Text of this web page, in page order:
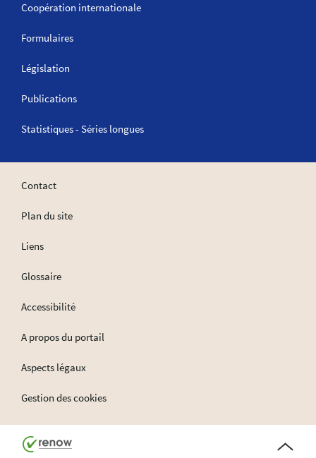
Coopération internationale
Formulaires
Législation
Publications
Statistiques - Séries longues
Contact
Plan du site
Liens
Glossaire
Accessibilité
A propos du portail
Aspects légaux
Gestion des cookies
de